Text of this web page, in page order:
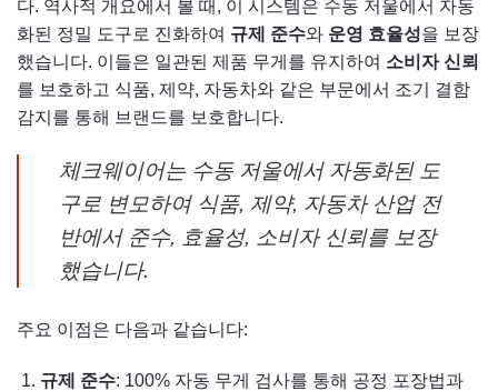
다. 역사적 개요에서 볼 때, 이 시스템은 수동 저울에서 자동
화된 정밀 도구로 진화하여 규제 준수와 운영 효율성을 보장
했습니다. 이들은 일관된 제품 무게를 유지하여 소비자 신뢰
를 보호하고 식품, 제약, 자동차와 같은 부문에서 조기 결함
감지를 통해 브랜드를 보호합니다.
체크웨이어는 수동 저울에서 자동화된 도
구로 변모하여 식품, 제약, 자동차 산업 전
반에서 준수, 효율성, 소비자 신뢰를 보장
했습니다.
주요 이점은 다음과 같습니다:
규제 준수: 100% 자동 무게 검사를 통해 공정 포장법과